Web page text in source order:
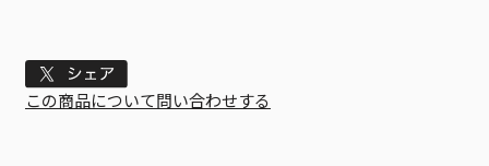
Tweet
この商品について問い合わせする